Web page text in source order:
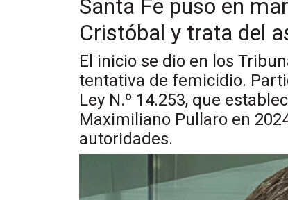
Santa Fe puso en
Cristóbal y trata del
El inicio se dio en los
tentativa de femicidio.
Ley N.º 14.253, que
Maximiliano Pullaro en
autoridades.